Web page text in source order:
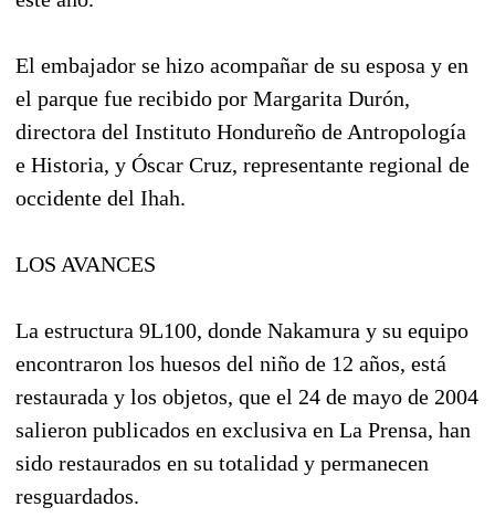
El embajador se hizo acompañar de su esposa y en
el parque fue recibido por Margarita Durón,
directora del Instituto Hondureño de Antropología
e Historia, y Óscar Cruz, representante regional de
occidente del Ihah.
LOS AVANCES
La estructura 9L100, donde Nakamura y su equipo
encontraron los huesos del niño de 12 años, está
restaurada y los objetos, que el 24 de mayo de 2004
salieron publicados en exclusiva en La Prensa, han
sido restaurados en su totalidad y permanecen
resguardados.